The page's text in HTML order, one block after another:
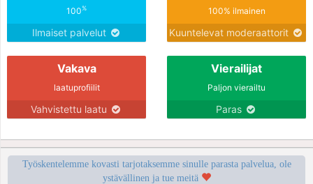
100%
Ilmaiset palvelut
100% ilmainen
Kuuntelevat moderaattorit
Vakava
laatuprofiilit
Vahvistettu laatu
Vierailijat
Paljon vierailtu
Paras
Työskentelemme kovasti tarjotaksemme sinulle parasta palvelua, ole
ystävällinen ja tue meitä